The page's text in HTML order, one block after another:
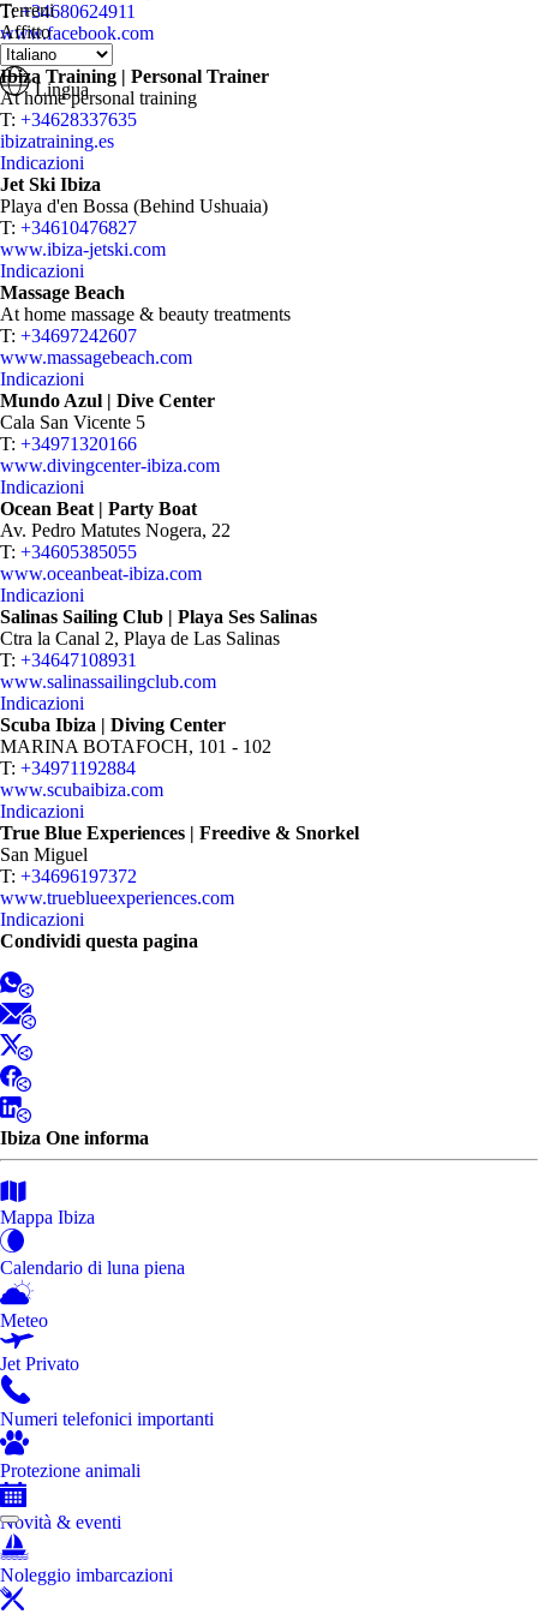
Terreni
Affitto
Lingua
T:+34680624911
www.facebook.com
Indicazioni
Ibiza Training | Personal Trainer
At home personal training
T: +34628337635
ibizatraining.es
Indicazioni
Jet Ski Ibiza
Playa d'en Bossa (Behind Ushuaia)
T: +34610476827
www.ibiza-jetski.com
Indicazioni
Massage Beach
At home massage & beauty treatments
T: +34697242607
www.massagebeach.com
Indicazioni
Mundo Azul | Dive Center
Cala San Vicente 5
T: +34971320166
www.divingcenter-ibiza.com
Indicazioni
Ocean Beat | Party Boat
Av. Pedro Matutes Nogera, 22
T: +34605385055
www.oceanbeat-ibiza.com
Indicazioni
Salinas Sailing Club | Playa Ses Salinas
Ctra la Canal 2, Playa de Las Salinas
T: +34647108931
www.salinassailingclub.com
Indicazioni
Scuba Ibiza | Diving Center
MARINA BOTAFOCH, 101 - 102
T: +34971192884
www.scubaibiza.com
Indicazioni
True Blue Experiences | Freedive & Snorkel
San Miguel
T: +34696197372
www.trueblueexperiences.com
Indicazioni
Condividi questa pagina
Ibiza One informa
Mappa Ibiza
Calendario di luna piena
Meteo
Jet Privato
Numeri telefonici importanti
Protezione animali
Novità & eventi
Noleggio imbarcazioni